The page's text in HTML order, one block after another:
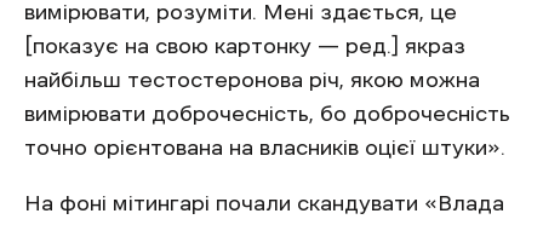
вимірювати, розуміти. Мені здається, це
[показує на свою картонку — ред.] якраз
найбільш тестостеронова річ, якою можна
вимірювати доброчесність, бо доброчесність
точно орієнтована на власників оцієї штуки».
На фоні мітингарі почали скандувати «Влада